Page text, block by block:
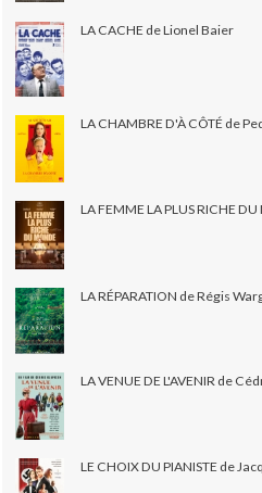
LA CACHE de Lionel Baier
LA CHAMBRE D'À CÔTÉ de
LA FEMME LA PLUS RICHE
LA RÉPARATION de Régis
LA VENUE DE L'AVENIR de
LE CHOIX DU PIANISTE de